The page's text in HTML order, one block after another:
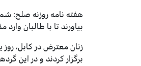
هفته نامه روزنه‌ صلح:
بیاورند تا با طالبان
برگزار کردند و در این